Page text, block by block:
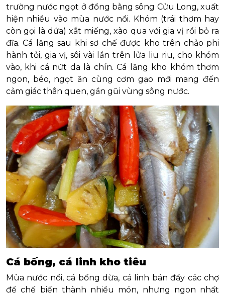
trường nước ngọt ở đồng bằng sông Cửu Long, xuất
hiện nhiều vào mùa nước nổi. Khóm (trái thơm hay
còn gọi là dứa) xắt miếng, xào qua với gia vị rồi bỏ ra
đĩa. Cá lăng sau khi sơ chế được kho trên chảo phi
hành tỏi, gia vị, sôi vài lần trên lửa liu riu, cho khóm
vào, khi cá nứt da là chín. Cá lăng kho khóm thơm
ngon, béo, ngọt ăn cùng cơm gạo mới mang đến
cảm giác thân quen, gần gũi vùng sông nước.
Cá bống, cá linh kho tiêu
Mùa nước nổi, cá bống dừa, cá linh bán đầy các chợ
để chế biến thành nhiều món, nhưng ngon nhất